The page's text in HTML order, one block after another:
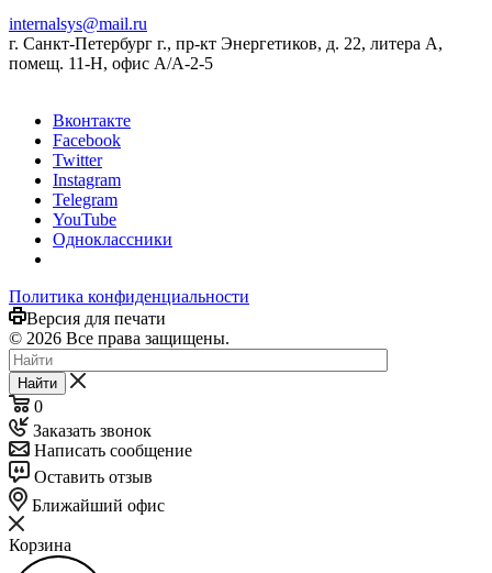
internalsys@mail.ru
г. Санкт-Петербург г., пр-кт Энергетиков, д. 22, литера А,
помещ. 11-Н, офис А/А-2-5
Вконтакте
Facebook
Twitter
Instagram
Telegram
YouTube
Одноклассники
Политика конфиденциальности
Версия для печати
© 2026 Все права защищены.
Найти
0
Заказать звонок
Написать сообщение
Оставить отзыв
Ближайший офис
Корзина